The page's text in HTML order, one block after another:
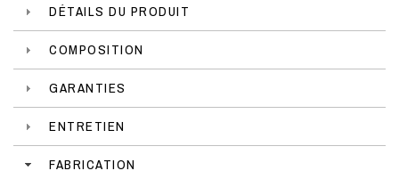
DÉTAILS DU PRODUIT
COMPOSITION
GARANTIES
ENTRETIEN
FABRICATION